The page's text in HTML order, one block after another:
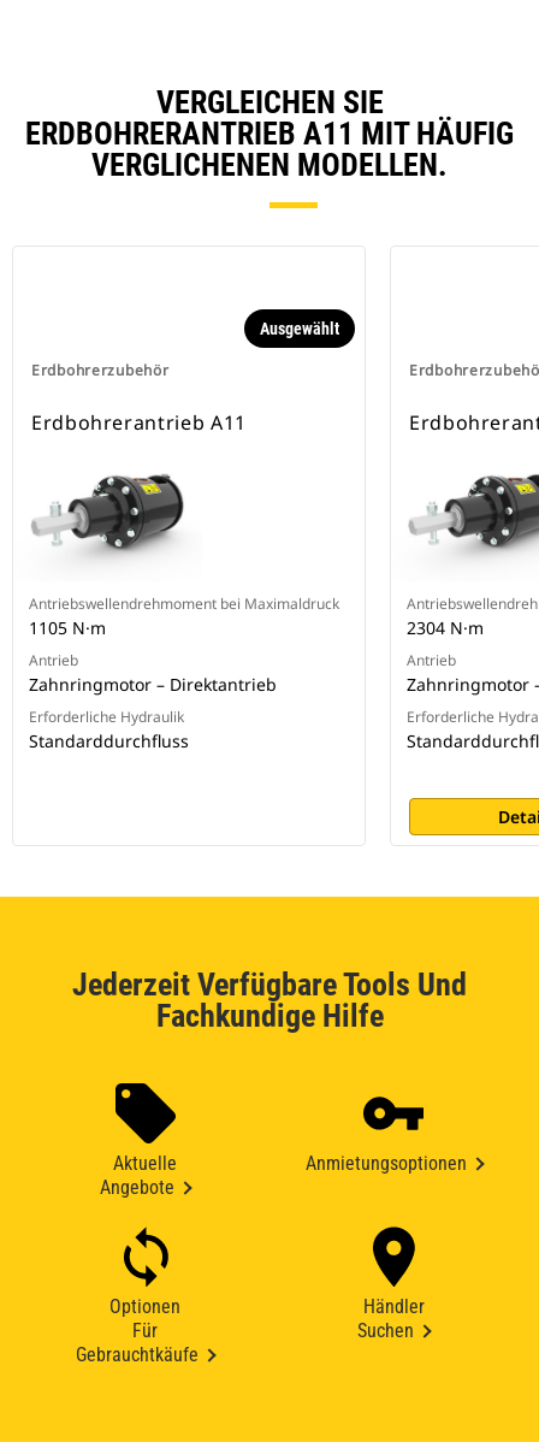
VERGLEICHEN SIE
ERDBOHRERANTRIEB A11 MIT HÄUFIG
VERGLICHENEN MODELLEN.
Erdbohrerzubehör
Ausgewählt
Erdbohrerantrieb A11
Antriebswellendrehmoment bei Maximaldruck
1105 N·m
Antrieb
Zahnringmotor – Direktantrieb
Erforderliche Hydraulik
Standarddurchfluss
2304 N·m
Antrieb
Zahnringmotor
Erforderliche
Jederzeit Verfügbare Tools Und
Fachkundige Hilfe
Aktuelle
Angebote
Anmietungsoptionen
Optionen
Für
Gebrauchtkäufe
Händler
Suchen